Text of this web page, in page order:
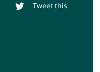
Tweet this